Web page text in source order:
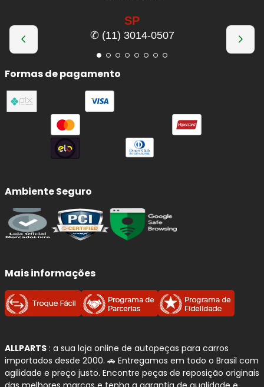
SP
✆ (11) 3014-0507
Formas de pagamento
Ambiente Seguro
Mais informações
ALLPARTS : a sua loja online de autopeças para carros
importados desde 2000. 🚗 Entregamos em todo o Brasil com
agilidade e preço justo. Encontre peças de reposição originais